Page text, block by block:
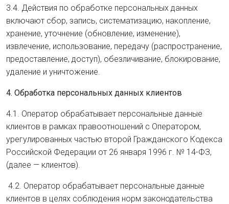
3.4. Действия по обработке персональных данных
включают сбор, запись, систематизацию, накопление,
хранение, уточнение (обновление, изменение),
извлечение, использование, передачу (распространение,
предоставление, доступ), обезличивание, блокирование,
удаление и уничтожение.
4. Обработка персональных данных клиентов
4.1. Оператор обрабатывает персональные данные
клиентов в рамках правоотношений с Оператором,
урегулированных частью второй Гражданского Кодекса
Российской Федерации от 26 января 1996 г. № 14-ФЗ,
(далее — клиентов).
4.2. Оператор обрабатывает персональные данные
клиентов в целях соблюдения норм законодательства